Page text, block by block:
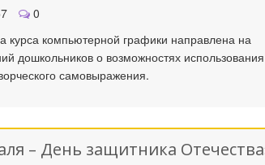
0
курса компьютерной графики направлена на
дошкольников о возможностях использования
самовыражения.
– День защитника